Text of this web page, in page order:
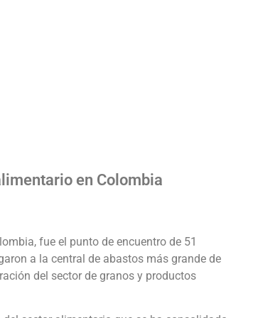
en Colombia
fue el punto de encuentro de 51
a la central de abastos más grande de
del sector de granos y productos